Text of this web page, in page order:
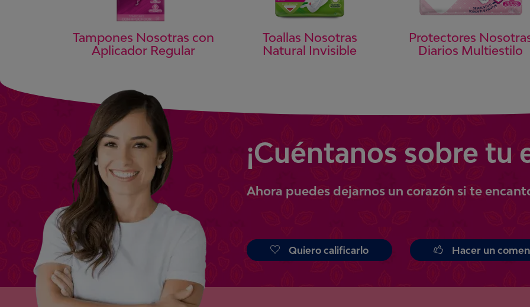
Tampones Nosotras con
Aplicador Regular
Toallas Nosotras
Natural Invisible
Protectores
Diarios Multiestilo
¡Cuéntanos sobre tu
Ahora puedes dejarnos un corazón si te
Quiero calificarlo Hacer un